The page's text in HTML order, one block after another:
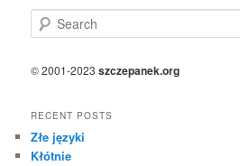
e
r© 2001-2023szczepanek.org
RECENT POSTS
Złe języki
Kłótnie